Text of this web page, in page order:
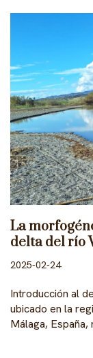
La
delta del río
2025-02-24
Introducción al
ubicado en la
Málaga,